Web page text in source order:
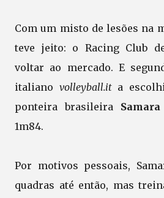
Com um misto de lesões na
teve jeito: o Racing Club
voltar ao mercado. E
italiano volleyball.ita
ponteira brasileira
1m84.
Por motivos pessoais,
quadras até então, mas